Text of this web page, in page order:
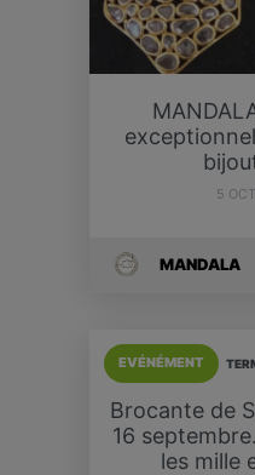
5
MANDALA
EVÉNÉMENT
Brocante de
16
les mille